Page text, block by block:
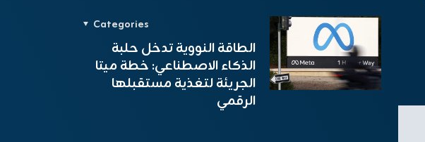
Categories
الطاقة النووية تدخل حلبة
الذكاء الاصطناعي: خطة ميتا
الجريئة لتغذية مستقبلها
الرقمي